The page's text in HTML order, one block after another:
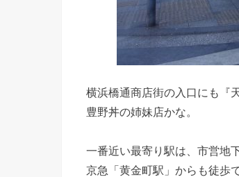
横浜橋通商店街の入口にも『
豊野丼の姉妹店かな。
一番近い最寄り駅は、市営地
京急「黄金町駅」からも徒歩